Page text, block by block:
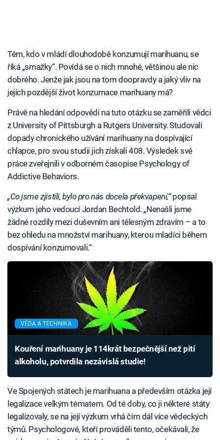
Těm, kdo v mládí dlouhodobě konzumují marihuanu, se
říká „smažky“. Povídá se o nich mnohé, většinou ale nic
dobrého. Jenže jak jsou na tom doopravdy a jaký vliv na
jejich pozdější život konzumace marihuany má?
Právě na hledání odpovědi na tuto otázku se zaměřili vědci
z University of Pittsburgh a Rutgers University. Studovali
dopady chronického užívání marihuany na dospívající
chlapce, pro svou studii jich získali 408. Výsledek své
práce zveřejnili v odborném časopise Psychology of
Addictive Behaviors.
„Co jsme zjistili, bylo pro nás docela překvapení,“popsal
výzkum jeho vedoucí Jordan Bechtold. „Nenašli jsme
žádné rozdíly mezi duševním ani tělesným zdravím – a to
bez ohledu na množství marihuany, kterou mladíci během
dospívání konzumovali.“
VĚDA A TECHNIKA
Kouření marihuany je 114krát bezpečnější než pití
alkoholu, potvrdila nezávislá studie!
Ve Spojených státech je marihuana a především otázka její
legalizace velkým tématem. Od té doby, co ji některé státy
legalizovaly, se na její výzkum vrhá čím dál více vědeckých
týmů. Psychologové, kteří prováděli tento, očekávali, že